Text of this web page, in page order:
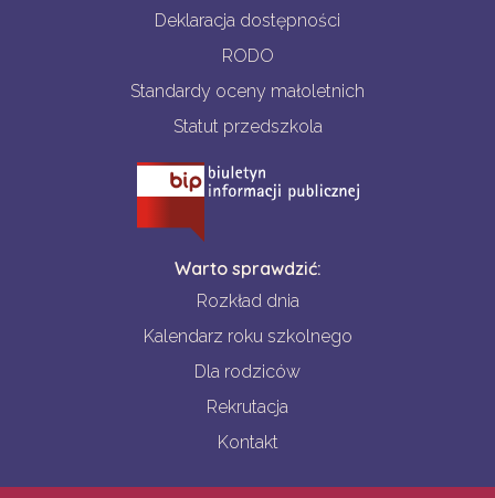
Deklaracja dostępności
RODO
Standardy oceny małoletnich
Statut przedszkola
Warto sprawdzić:
Rozkład dnia
Kalendarz roku szkolnego
Dla rodziców
Rekrutacja
Kontakt